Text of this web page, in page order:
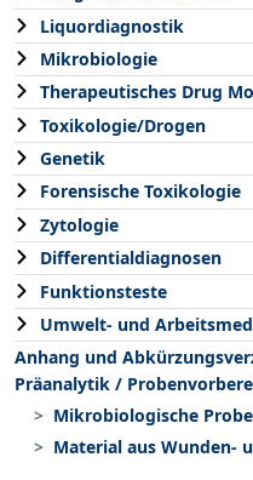
Liquordiagnostik
Mikrobiologie
Therapeutisches Drug
Toxikologie/Drogen
Genetik
Forensische Toxikologie
Zytologie
Differentialdiagnosen
Funktionsteste
Umwelt- und
Anhang und
Präanalytik /
Mikrobiologische
Material aus Wunden-